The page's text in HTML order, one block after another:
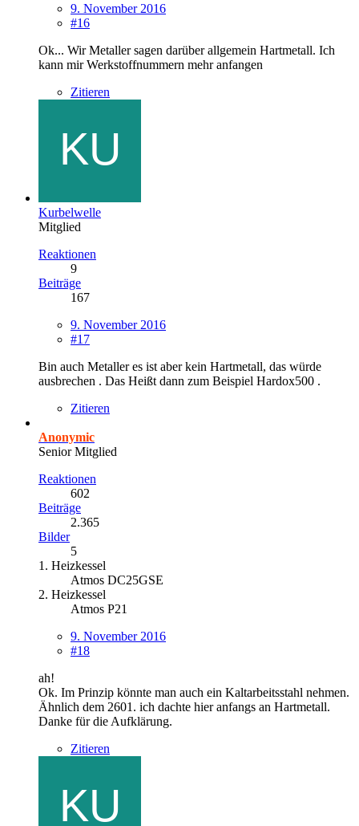
9. November 2016
#16
Ok... Wir Metaller sagen darüber allgemein Hartmetall. Ich
kann mir Werkstoffnummern mehr anfangen
Zitieren
Kurbelwelle
Mitglied
Reaktionen
9
Beiträge
167
9. November 2016
#17
Bin auch Metaller es ist aber kein Hartmetall, das würde
ausbrechen . Das Heißt dann zum Beispiel Hardox500 .
Zitieren
Anonymic
Senior Mitglied
Reaktionen
602
Beiträge
2.365
Bilder
5
1. Heizkessel
Atmos DC25GSE
2. Heizkessel
Atmos P21
9. November 2016
#18
ah!
Ok. Im Prinzip könnte man auch ein Kaltarbeitsstahl nehmen.
Ähnlich dem 2601. ich dachte hier anfangs an Hartmetall.
Danke für die Aufklärung.
Zitieren